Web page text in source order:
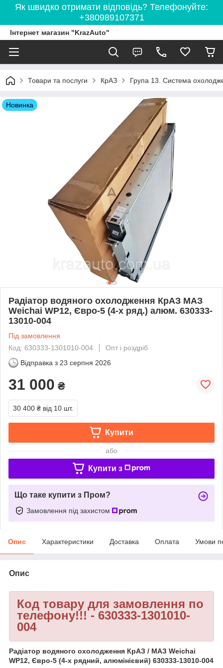
Як швидко отримати відповідь? Телефонуйте:
+380989107371
Інтернет магазин "KrazAuto"
Товари та послуги КрАЗ Група 13. Система
Новинка
Радіатор водяного охолодження КрАЗ МАЗ
Weichai WP12, Євро-5 (4-х ряд.) алюм. 630333-
13010-004
Під замовлення
Код: 630333-1301010-004
Опт і роздріб
Відправка з 23 серпня 2026
31 000 ₴
30 400 ₴ від 10 шт.
Купити
або
Купити з
Що таке купити з Пром?
Замовлення під захистом
Опис Характеристики Доставка Оплата Умови
Опис
Код товару для замовлення по
телефону!!! - 630333-1301010-
004
Радіатор водяного охолодження КрАЗ / МАЗ Weichai
WP12, Євро-5 (4-х рядний, алюмінієвий) 630333-13010-004